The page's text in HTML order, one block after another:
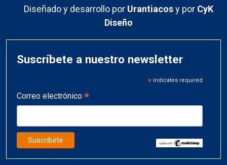
Diseñado y desarrollo por Urantiacosy por CyK
Diseño
Suscríbete a nuestro newsletter
*indicates required
Correo electrónico *